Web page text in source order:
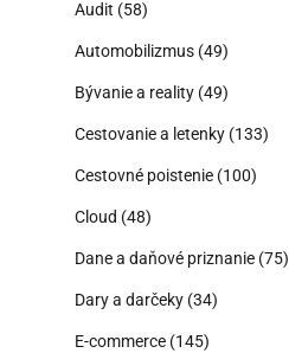
Audit (58)
Automobilizmus (49)
Bývanie a reality (49)
Cestovanie a letenky (133)
Cestovné poistenie (100)
Cloud (48)
Dane a daňové priznanie (75)
Dary a darčeky (34)
E-commerce (145)